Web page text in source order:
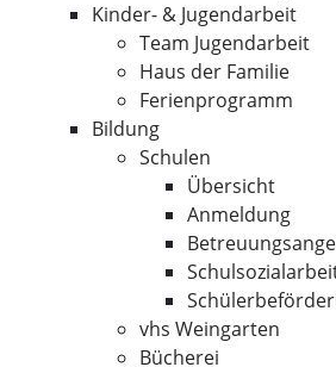
Kinder- & Jugendarbeit
Team Jugendarbeit
Haus der Familie
Ferienprogramm
Bildung
Schulen
Übersicht
Anmeldung
vhs Weingarten
Bücherei